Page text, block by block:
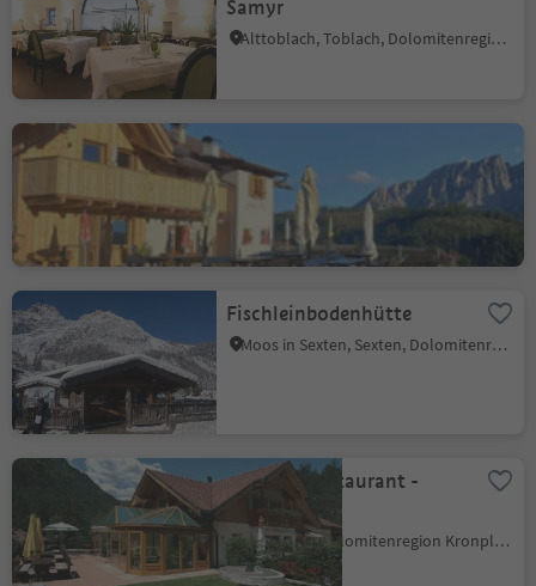
Samyr
Alttoblach, Toblach, Dolomitenregion 3 Zinnen
Hofschank Jocherhof
Welschnofen, Dolomitenregion Eggental
Fischleinbodenhütte
Moos in Sexten, Sexten, Dolomitenregion 3 Zinnen
Arnold's Restaurant -
Pizzeria
San Vigilio, Dolomitenregion Kronplatz